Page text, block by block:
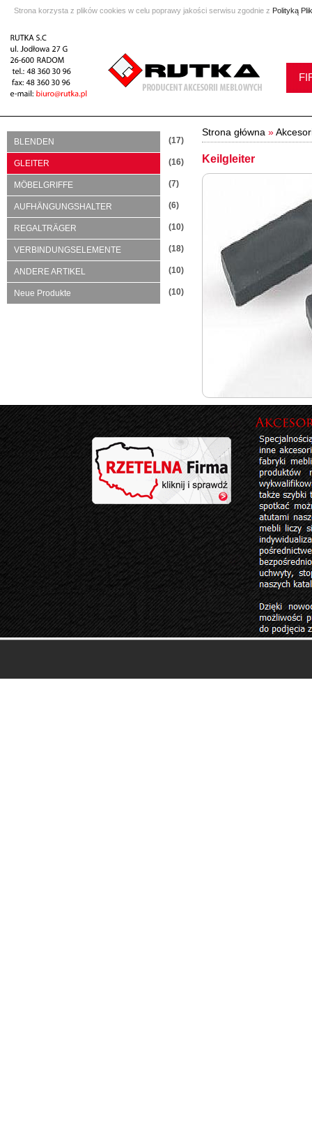
Strona korzysta z plików cookies w celu poprawy jakości serwisu zgodnie z Polityką
BLENDEN (17)
GLEITER (16)
MÖBELGRIFFE (7)
AUFHÄNGUNGSHALTER (6)
REGALTRÄGER (10)
VERBINDUNGSELEMENTE (18)
ANDERE ARTIKEL (10)
Neue Produkte (10)
Strona główna »
Keilgleiter